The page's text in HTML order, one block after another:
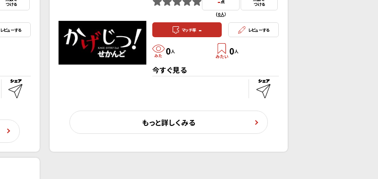
つける
レビューする
点
(0人）
つける
マッチ率 - レビューする
0人 0人
今すぐ見る
もっと詳しくみる